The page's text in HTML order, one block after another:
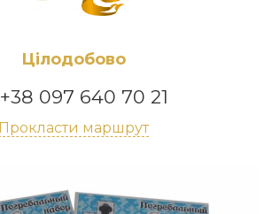
Цілодобово
+38 097 640 70 21
Прокласти маршрут